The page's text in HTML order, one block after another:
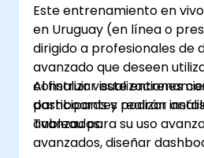
Este entrenamiento en
en Uruguay (en línea o
dirigido a profesionales de
avanzado que deseen
construir visualizaciones
dashboards y realizar
avanzados.
Al finalizar este
participantes podrán
Tableau para su uso
avanzados, diseñar